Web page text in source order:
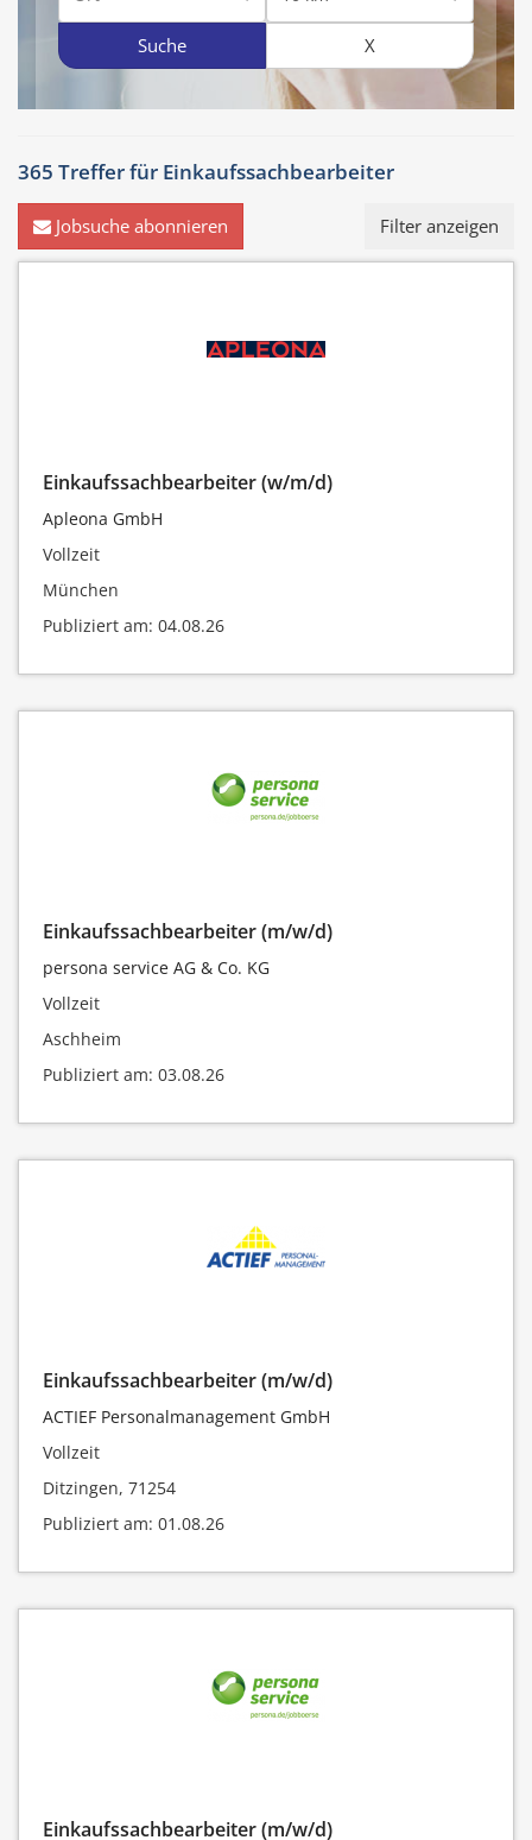
Suche X
365 Treffer für Einkaufssachbearbeiter
Filter anzeigen
Jobsuche abonnieren
Einkaufssachbearbeiter (w/m/d)
Apleona GmbH
Vollzeit
München
Publiziert am: 04.08.26
Einkaufssachbearbeiter (m/w/d)
persona service AG & Co. KG
Vollzeit
Aschheim
Publiziert am: 03.08.26
Einkaufssachbearbeiter (m/w/d)
ACTIEF Personalmanagement GmbH
Vollzeit
Ditzingen, 71254
Publiziert am: 01.08.26
Einkaufssachbearbeiter (m/w/d)